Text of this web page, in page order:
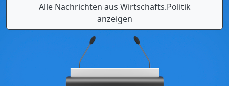
Alle Nachrichten aus Wirtschafts.Politik
anzeigen